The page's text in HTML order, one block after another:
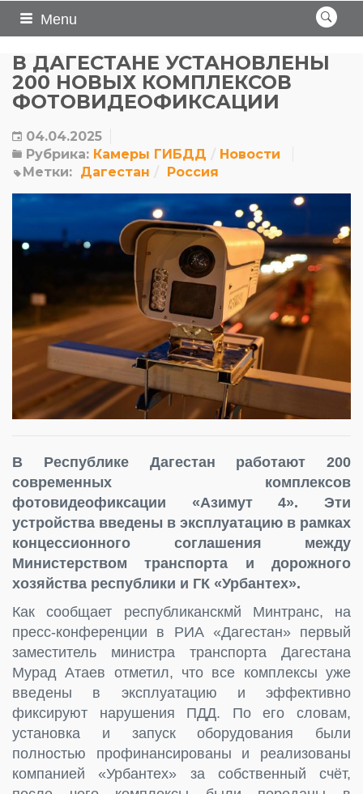
Menu
В ДАГЕСТАНЕ УСТАНОВЛЕНЫ
200 НОВЫХ КОМПЛЕКСОВ
ФОТОВИДЕОФИКСАЦИИ
04.04.2025
Рубрика: Камеры ГИБДД
Новости
Метки: Дагестан Россия
В Республике Дагестан работают 200
современных комплексов
фотовидеофиксации «Азимут 4». Эти
устройства введены в эксплуатацию в рамках
концессионного соглашения между
Министерством транспорта и дорожного
хозяйства республики и ГК «Урбантех».
Как сообщает республиканскмй Минтранс, на
пресс-конференции в РИА «Дагестан» первый
заместитель министра транспорта Дагестана
Мурад Атаев отметил, что все комплексы уже
введены в эксплуатацию и эффективно
фиксируют нарушения ПДД. По его словам,
установка и запуск оборудования были
полностью профинансированы и реализованы
компанией «Урбантех» за собственный счёт,